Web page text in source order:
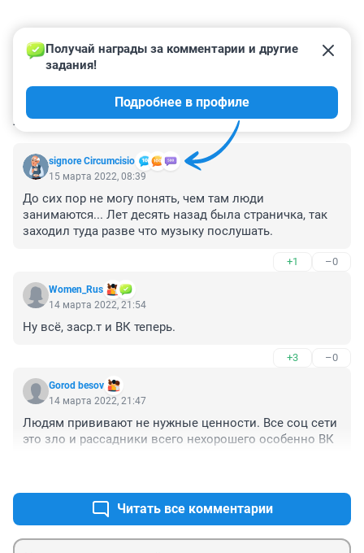
КОММЕНТАРИИ 3
signore Сircumcisio
Получай награды за комментарии и другие
задания!
Подробнее в профиле
15 марта 2022, 08:39
До сих пор не могу понять, чем там люди
занимаются... Лет десять назад была страничка, так
заходил туда разве что музыку послушать.
+1 –0
Women_Rus
14 марта 2022, 21:54
Ну всё, заср.т и ВК теперь.
+3 –0
Gorod besov
14 марта 2022, 21:47
Людям прививают не нужные ценности. Все соц сети
это зло и рассадники всего нехорошего особенно ВК
Читать все комментарии